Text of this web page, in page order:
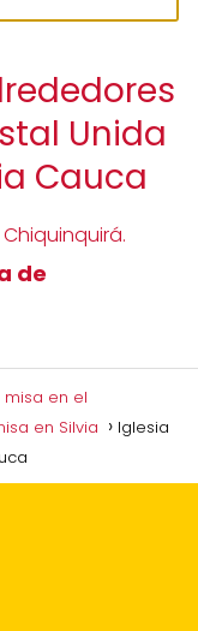
Unida
Cauca
de
en el
en Silvia
Iglesia